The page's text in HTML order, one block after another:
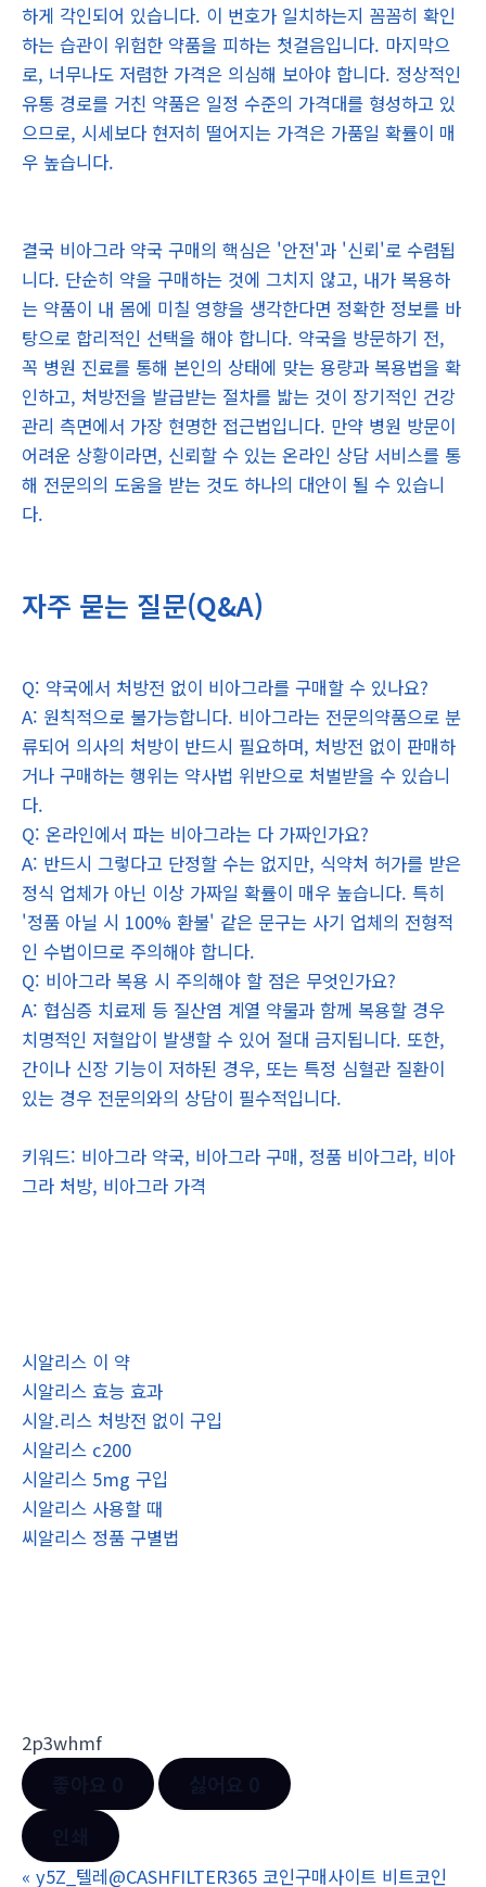
하게 각인되어 있습니다. 이 번호가 일치하는지 꼼꼼히 확인
하는 습관이 위험한 약품을 피하는 첫걸음입니다. 마지막으
로, 너무나도 저렴한 가격은 의심해 보아야 합니다. 정상적인
유통 경로를 거친 약품은 일정 수준의 가격대를 형성하고 있
으므로, 시세보다 현저히 떨어지는 가격은 가품일 확률이 매
우 높습니다.
결국 비아그라 약국 구매의 핵심은 '안전'과 '신뢰'로 수렴됩
니다. 단순히 약을 구매하는 것에 그치지 않고, 내가 복용하
는 약품이 내 몸에 미칠 영향을 생각한다면 정확한 정보를 바
탕으로 합리적인 선택을 해야 합니다. 약국을 방문하기 전,
꼭 병원 진료를 통해 본인의 상태에 맞는 용량과 복용법을 확
인하고, 처방전을 발급받는 절차를 밟는 것이 장기적인 건강
관리 측면에서 가장 현명한 접근법입니다. 만약 병원 방문이
어려운 상황이라면, 신뢰할 수 있는 온라인 상담 서비스를 통
해 전문의의 도움을 받는 것도 하나의 대안이 될 수 있습니
다.
자주 묻는 질문(Q&A)
Q: 약국에서 처방전 없이 비아그라를 구매할 수 있나요?
A: 원칙적으로 불가능합니다. 비아그라는 전문의약품으로 분
류되어 의사의 처방이 반드시 필요하며, 처방전 없이 판매하
거나 구매하는 행위는 약사법 위반으로 처벌받을 수 있습니
다.
Q: 온라인에서 파는 비아그라는 다 가짜인가요?
A: 반드시 그렇다고 단정할 수는 없지만, 식약처 허가를 받은
정식 업체가 아닌 이상 가짜일 확률이 매우 높습니다. 특히
'정품 아닐 시 100% 환불' 같은 문구는 사기 업체의 전형적
인 수법이므로 주의해야 합니다.
Q: 비아그라 복용 시 주의해야 할 점은 무엇인가요?
A: 협심증 치료제 등 질산염 계열 약물과 함께 복용할 경우
치명적인 저혈압이 발생할 수 있어 절대 금지됩니다. 또한,
간이나 신장 기능이 저하된 경우, 또는 특정 심혈관 질환이
있는 경우 전문의와의 상담이 필수적입니다.
키워드: 비아그라 약국, 비아그라 구매, 정품 비아그라, 비아
그라 처방, 비아그라 가격
시알리스 이 약
시알리스 효능 효과
시알.리스 처방전 없이 구입
시알리스 c200
시알리스 5mg 구입
시알리스 사용할 때
씨알리스 정품 구별법
2p3whmf
« y5Z_텔레@CASHFILTER365 코인구매사이트 비트코인